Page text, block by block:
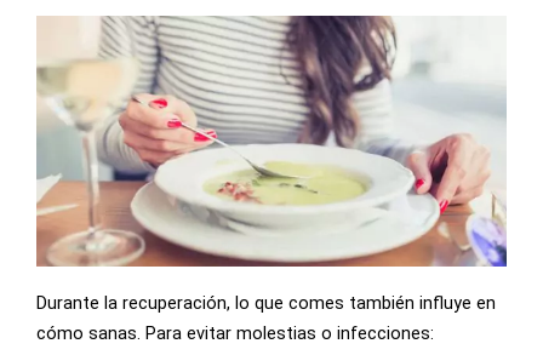
Durante la recuperación, lo que comes también influye en
cómo sanas. Para evitar molestias o infecciones: